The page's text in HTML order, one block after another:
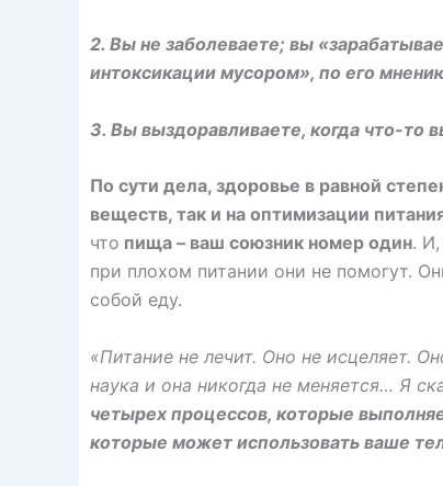
2. Вы не заболеваете; вы
интоксикации мусором», по его
3. Вы выздоравливаете, когда что-то
По сути дела, здоровье в равной
веществ, так и на оптимизации
что пища – ваш союзник номер один.
при плохом питании они не помогут.
собой еду.
«Питание не лечит. Оно не исцеляет.
наука и она никогда не меняется… Я
четырех процессов, которые
которые может использовать ваше